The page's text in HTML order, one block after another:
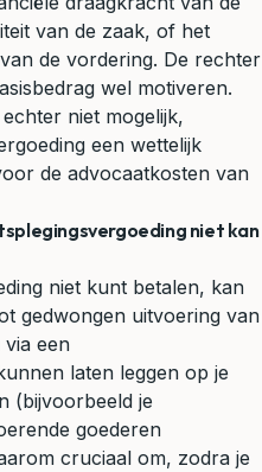
van de zaak, of het
de vordering. De rechter
wel motiveren.
niet mogelijk,
een wettelijk
de advocaatkosten van
niet kan
niet kunt betalen, kan
gedwongen uitvoering van
via een
laten leggen op je
(bijvoorbeeld je
goederen
cruciaal om, zodra je